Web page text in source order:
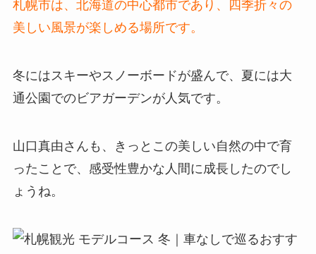
札幌市は、北海道の中心都市であり、四季折々の
美しい風景が楽しめる場所です。
冬にはスキーやスノーボードが盛んで、夏には大
通公園でのビアガーデンが人気です。
山口真由さんも、きっとこの美しい自然の中で育
ったことで、感受性豊かな人間に成長したのでし
ょうね。